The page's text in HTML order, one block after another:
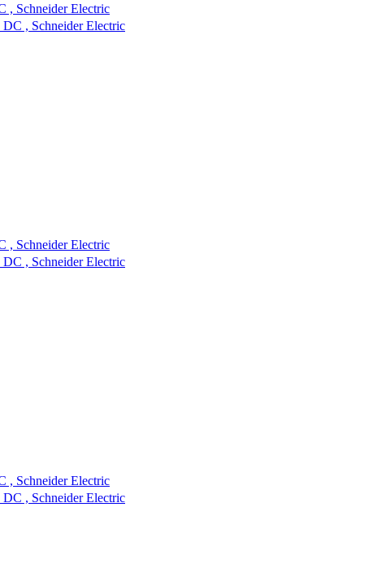
, Schneider Electric
, Schneider Electric
, Schneider Electric